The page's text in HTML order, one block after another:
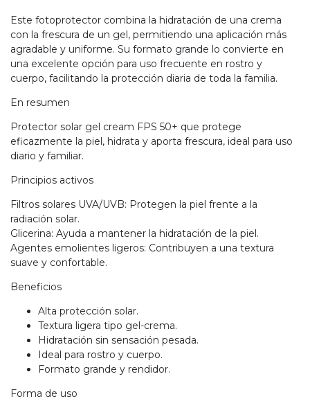
Este fotoprotector combina la hidratación de una crema
con la frescura de un gel, permitiendo una aplicación más
agradable y uniforme. Su formato grande lo convierte en
una excelente opción para uso frecuente en rostro y
cuerpo, facilitando la protección diaria de toda la familia.
En resumen
Protector solar gel cream FPS 50+ que protege
eficazmente la piel, hidrata y aporta frescura, ideal para uso
diario y familiar.
Principios activos
Filtros solares UVA/UVB: Protegen la piel frente a la
radiación solar.
Glicerina: Ayuda a mantener la hidratación de la piel.
Agentes emolientes ligeros: Contribuyen a una textura
suave y confortable.
Beneficios
Alta protección solar.
Textura ligera tipo gel-crema.
Hidratación sin sensación pesada.
Ideal para rostro y cuerpo.
Formato grande y rendidor.
Forma de uso